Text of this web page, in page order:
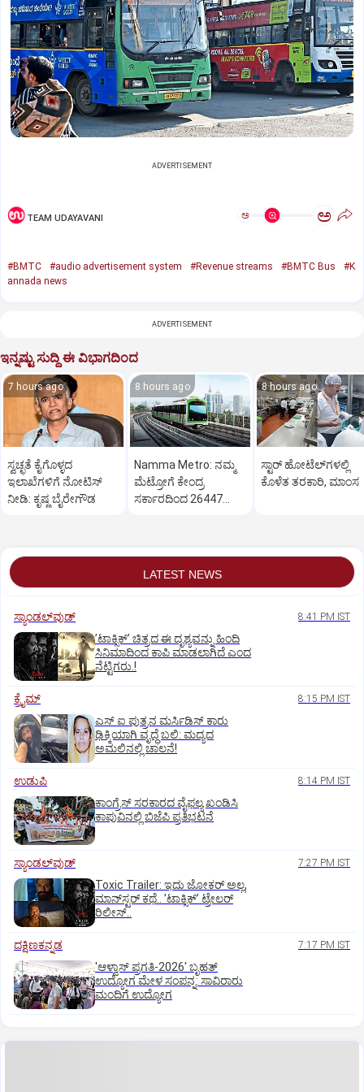
ADVERTISEMENT
TEAM UDAYAVANI ಅ ಅ
#BMTC #audio advertisement system #Revenue streams #BMTC Bus
#K
annada news
ADVERTISEMENT
ಇನ್ನಷ್ಟು ಸುದ್ದಿ ಈ ವಿಭಾಗದಿಂದ
7 hours ago
ಸ್ವಚ್ಛತೆ ಕೈಗೊಳ್ಳದ
ಇಲಾಖೆಗಳಿಗೆ ನೋಟಿಸ್‌
ನೀಡಿ: ಕೃಷ್ಣ ಬೈರೇಗೌಡ
8 hours ago
Namma Metro: ನಮ್ಮ
ಮೆಟ್ರೋಗೆ ಕೇಂದ್ರ
ಸರ್ಕಾರದಿಂದ 26447
8 hours ago
ಸ್ಟಾರ್‌ ಹೋಟೆಲ್‌ಗ‌ಳಲ್ಲಿ
ಕೊಳೆತ ತರಕಾರಿ, ಮಾಂಸ
LATEST NEWS
ಸ್ಯಾಂಡಲ್‌ವುಡ್‌ 8:41 PM IST
ʼಟಾಕ್ಸಿಕ್‌ʼ ಚಿತ್ರದ ಈ ದೃಶ್ಯವನ್ನು ಹಿಂದಿ
ಸಿನಿಮಾದಿಂದ ಕಾಪಿ ಮಾಡಲಾಗಿದೆ ಎಂದ
ನೆಟ್ಟಿಗರು.!
ಕ್ರೈಮ್ 8:15 PM IST
ಎಸ್ ಐ ಪುತ್ರನ ಮರ್ಸಿಡಿಸ್‌ ಕಾರು
ಢಿಕ್ಕಿಯಾಗಿ ವೃದ್ಧೆ ಬಲಿ: ಮದ್ಯದ
ಅಮಲಿನಲ್ಲಿ ಚಾಲನೆ!
ಉಡುಪಿ 8:14 PM IST
ಕಾಂಗ್ರೆಸ್ ಸರಕಾರದ ವೈಫಲ್ಯ ಖಂಡಿಸಿ
ಕಾಪುವಿನಲ್ಲಿ ಬಿಜೆಪಿ ಪ್ರತಿಭಟನೆ
ಸ್ಯಾಂಡಲ್‌ವುಡ್‌ 7:27 PM IST
Toxic Trailer: ಇದು ಜೋಕರ್‌ ಅಲ್ಲ,
ಮಾನ್‌ಸ್ಟರ್‌ ಕಥೆ.. ʼಟಾಕ್ಸಿಕ್‌ʼ ಟ್ರೇಲರ್‌
ರಿಲೀಸ್..
ದಕ್ಷಿಣಕನ್ನಡ 7:17 PM IST
'ಆಳ್ವಾಸ್‌ ಪ್ರಗತಿ-2026' ಬೃಹತ್
ಉದ್ಯೋಗ ಮೇಳ ಸಂಪನ್ನ: ಸಾವಿರಾರು
ಮಂದಿಗೆ ಉದ್ಯೋಗ